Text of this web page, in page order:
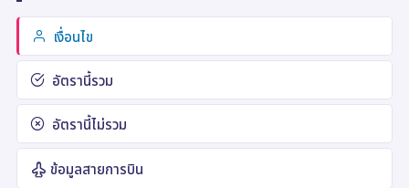
เงื่อนไข
อัตรานี้รวม
อัตรานี้ไม่รวม
ข้อมูลสายการบิน